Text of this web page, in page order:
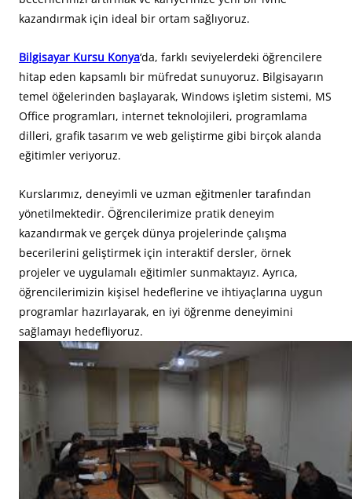
kazandırmak için ideal bir ortam sağlıyoruz.
Bilgisayar Kursu Konya‘da, farklı seviyelerdeki öğrencilere
hitap eden kapsamlı bir müfredat sunuyoruz. Bilgisayarın
temel öğelerinden başlayarak, Windows işletim sistemi, MS
Office programları, internet teknolojileri, programlama
dilleri, grafik tasarım ve web geliştirme gibi birçok alanda
eğitimler veriyoruz.
Kurslarımız, deneyimli ve uzman eğitmenler tarafından
yönetilmektedir. Öğrencilerimize pratik deneyim
kazandırmak ve gerçek dünya projelerinde çalışma
becerilerini geliştirmek için interaktif dersler, örnek
projeler ve uygulamalı eğitimler sunmaktayız. Ayrıca,
öğrencilerimizin kişisel hedeflerine ve ihtiyaçlarına uygun
programlar hazırlayarak, en iyi öğrenme deneyimini
sağlamayı hedefliyoruz.